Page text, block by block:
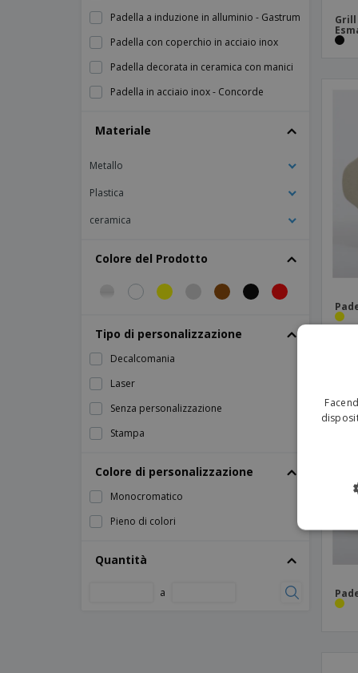
Padella a induzione in alluminio - Gastrum
Padella con coperchio in acciaio inox
Padella decorata in ceramica con manici
Padella in acciaio inox - Concorde
griglia - Esmalte
Pentola per zuppe Bain-Marie (70ºC-95ºC)
Nero Acciaio Inossidabile
Teglia in alluminio - Rochedo
casseruola in ceramica
Materiale
Metallo
Plastica
ceramica
Colore del Prodotto
Tipo di personalizzazione
Decalcomania
Laser
Senza personalizzazione
Stampa
Colore di personalizzazione
Monocromatico
Pieno di colori
Quantità
a